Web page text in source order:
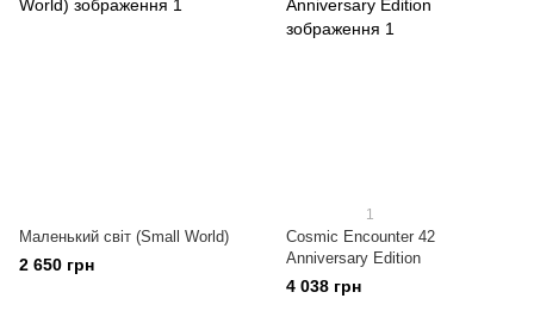
Маленький світ (Small World)
2 650 грн
1
Cosmic Encounter 42
Anniversary Edition
4 038 грн